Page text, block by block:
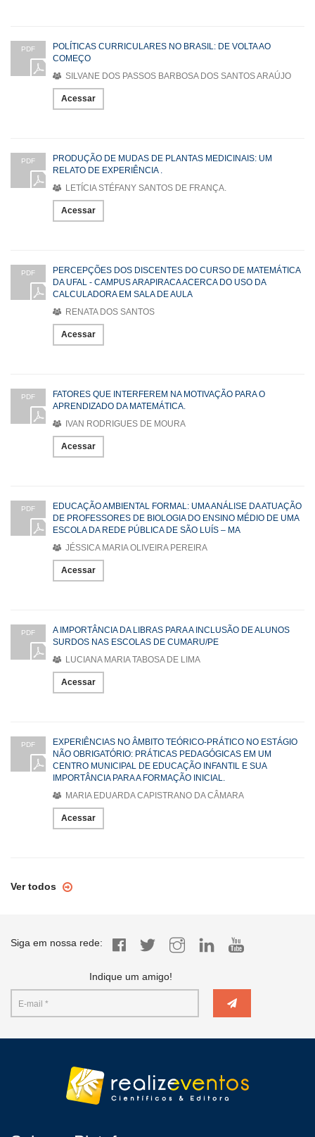
PDF
POLÍTICAS CURRICULARES NO BRASIL: DE VOLTA AO
COMEÇO
SILVANE DOS PASSOS BARBOSA DOS SANTOS ARAÚJO
Acessar
PDF
PRODUÇÃO DE MUDAS DE PLANTAS MEDICINAIS: UM
RELATO DE EXPERIÊNCIA .
LETÍCIA STÉFANY SANTOS DE FRANÇA.
Acessar
PDF
PERCEPÇÕES DOS DISCENTES DO CURSO DE MATEMÁTICA
DA UFAL - CAMPUS ARAPIRACA ACERCA DO USO DA
CALCULADORA EM SALA DE AULA
RENATA DOS SANTOS
Acessar
PDF
FATORES QUE INTERFEREM NA MOTIVAÇÃO PARA O
APRENDIZADO DA MATEMÁTICA.
IVAN RODRIGUES DE MOURA
Acessar
PDF
EDUCAÇÃO AMBIENTAL FORMAL: UMA ANÁLISE DA ATUAÇÃO
DE PROFESSORES DE BIOLOGIA DO ENSINO MÉDIO DE UMA
ESCOLA DA REDE PÚBLICA DE SÃO LUÍS – MA
JÉSSICA MARIA OLIVEIRA PEREIRA
Acessar
PDF
A IMPORTÂNCIA DA LIBRAS PARA A INCLUSÃO DE ALUNOS
SURDOS NAS ESCOLAS DE CUMARU/PE
LUCIANA MARIA TABOSA DE LIMA
Acessar
PDF
EXPERIÊNCIAS NO ÂMBITO TEÓRICO-PRÁTICO NO ESTÁGIO
NÃO OBRIGATÓRIO: PRÁTICAS PEDAGÓGICAS EM UM
CENTRO MUNICIPAL DE EDUCAÇÃO INFANTIL E SUA
IMPORTÂNCIA PARA A FORMAÇÃO INICIAL.
MARIA EDUARDA CAPISTRANO DA CÂMARA
Acessar
Ver todos
Siga em nossa rede:
Indique um amigo!